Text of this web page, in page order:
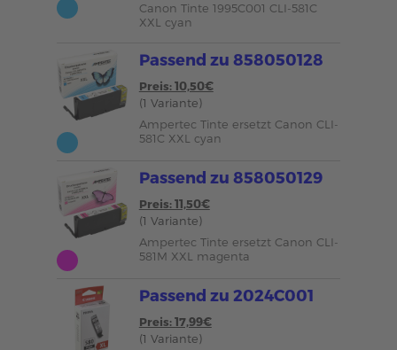
Canon Tinte 1995C001 CLI-581C
XXL cyan
Passend zu 858050128
Preis: 10,50€
(1 Variante)
Ampertec Tinte ersetzt Canon CLI-
581C XXL cyan
Passend zu 858050129
Preis: 11,50€
(1 Variante)
Ampertec Tinte ersetzt Canon CLI-
581M XXL magenta
Passend zu 2024C001
Preis: 17,99€
(1 Variante)